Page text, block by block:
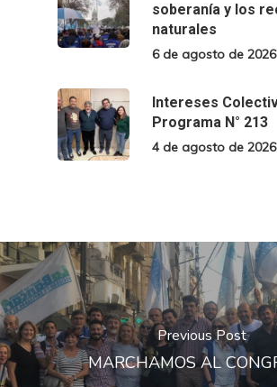
soberanía y los
naturales
6 de agosto de 2026
Intereses
Programa N° 213
4 de agosto de 2026
Previous Post
MARCHAMOS AL